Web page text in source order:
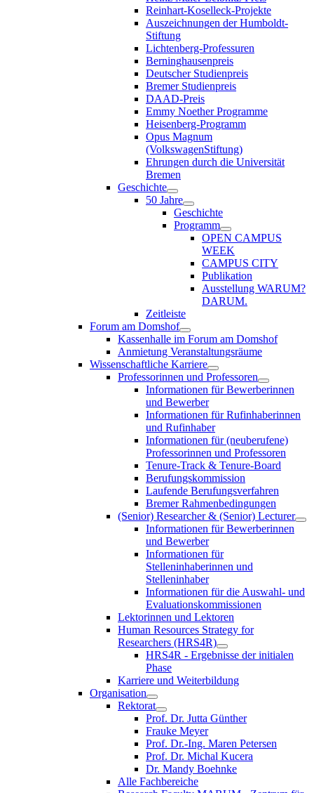
Reinhart-Koselleck-Projekte
Auszeichnungen der Humboldt-
Stiftung
Lichtenberg-Professuren
Berninghausenpreis
Deutscher Studienpreis
Bremer Studienpreis
DAAD-Preis
Emmy Noether Programme
Heisenberg-Programm
Opus Magnum
(VolkswagenStiftung)
Ehrungen durch die Universität
Bremen
Geschichte
50 Jahre
Geschichte
Programm
OPEN CAMPUS
WEEK
CAMPUS CITY
Publikation
Ausstellung WARUM?
DARUM.
Zeitleiste
Forum am Domshof
Kassenhalle im Forum am Domshof
Anmietung Veranstaltungsräume
Wissenschaftliche Karriere
Professorinnen und Professoren
Informationen für Bewerberinnen
und Bewerber
Informationen für Rufinhaberinnen
und Rufinhaber
Informationen für (neuberufene)
Professorinnen und Professoren
Tenure-Track & Tenure-Board
Berufungskommission
Laufende Berufungsverfahren
Bremer Rahmenbedingungen
(Senior) Researcher & (Senior) Lecturer
Informationen für Bewerberinnen
und Bewerber
Informationen für
Stelleninhaberinnen und
Stelleninhaber
Informationen für die Auswahl- und
Evaluationskommissionen
Lektorinnen und Lektoren
Human Resources Strategy for
Researchers (HRS4R)
HRS4R - Ergebnisse der initialen
Phase
Karriere und Weiterbildung
Organisation
Rektorat
Prof. Dr. Jutta Günther
Frauke Meyer
Prof. Dr.-Ing. Maren Petersen
Prof. Dr. Michal Kucera
Dr. Mandy Boehnke
Alle Fachbereiche